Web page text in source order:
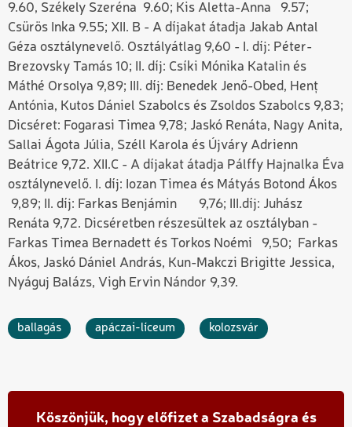
9.60, Székely Szeréna 9.60; Kis Aletta-Anna 9.57;
Csürös Inka 9.55; XII. B - A díjakat átadja Jakab Antal
Géza osztálynevelő. Osztályátlag 9,60 - I. díj: Péter-
Brezovsky Tamás 10; II. díj: Csíki Mónika Katalin és
Máthé Orsolya 9,89; III. díj: Benedek Jenő-Obed, Henț
Antónia, Kutos Dániel Szabolcs és Zsoldos Szabolcs 9,83;
Dicséret: Fogarasi Timea 9,78; Jaskó Renáta, Nagy Anita,
Sallai Ágota Júlia, Széll Karola és Újváry Adrienn
Beátrice 9,72. XII.C - A díjakat átadja Pálffy Hajnalka Éva
osztálynevelő. I. díj: Iozan Timea és Mátyás Botond Ákos
9,89; II. díj: Farkas Benjámin 9,76; III.díj: Juhász
Renáta 9,72. Dicséretben részesültek az osztályban -
Farkas Timea Bernadett és Torkos Noémi 9,50; Farkas
Ákos, Jaskó Dániel András, Kun-Makczi Brigitte Jessica,
Nyáguj Balázs, Vigh Ervin Nándor 9,39.
ballagás apáczai-líceum kolozsvár
Köszönjük, hogy előfizet a Szabadságra és